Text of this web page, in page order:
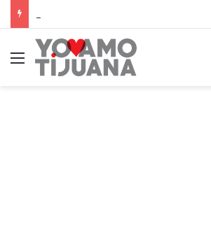
Menú